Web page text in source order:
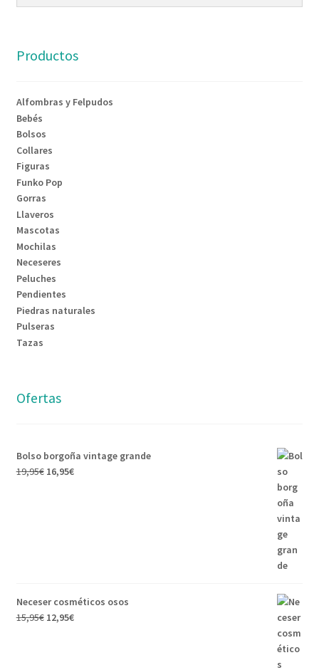
Productos
Alfombras y Felpudos
Bebés
Bolsos
Collares
Figuras
Funko Pop
Gorras
Llaveros
Mascotas
Mochilas
Neceseres
Peluches
Pendientes
Piedras naturales
Pulseras
Tazas
Ofertas
Bolso borgoña vintage grande
19,95€ 16,95€
Neceser cosméticos osos
15,95€ 12,95€